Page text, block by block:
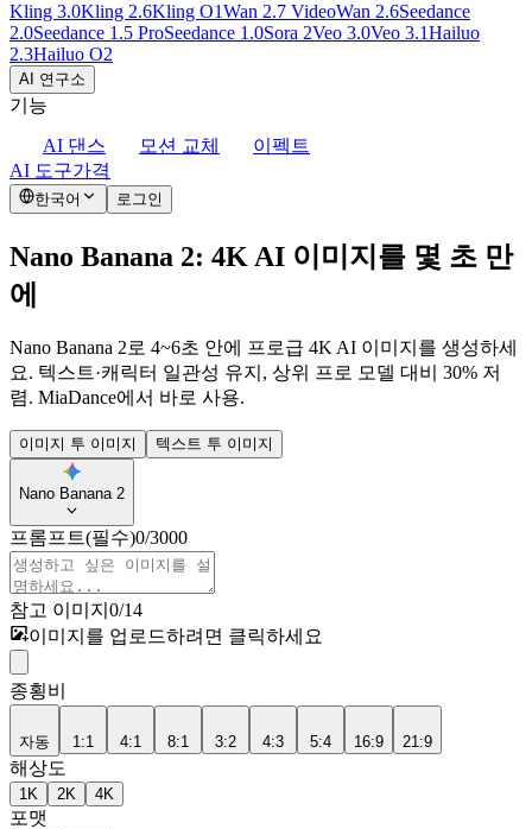
Kling 3.0Kling 2.6Kling O1Wan 2.7 VideoWan 2.6Seedance
2.0Seedance 1.5 ProSeedance 1.0Sora 2Veo 3.0Veo 3.1Hailuo
2.3Hailuo O2
AI 연구소
기능
AI 댄스
모션 교체
이펙트
AI 도구가격
한국어 로그인
Nano Banana 2: 4K AI 이미지를 몇 초 만
에
Nano Banana 2로 4~6초 안에 프로급 4K AI 이미지를 생성하세
요. 텍스트·캐릭터 일관성 유지, 상위 프로 모델 대비 30% 저
렴. MiaDance에서 바로 사용.
이미지 투 이미지 텍스트 투 이미지
Nano Banana 2
프롬프트(필수)0/3000
참고 이미지 0/14
이미지를 업로드하려면 클릭하세요
종횡비
자동 1:1 4:1 8:1 3:2 4:3 5:4 16:9 21:9
해상도
1K 2K 4K
포맷